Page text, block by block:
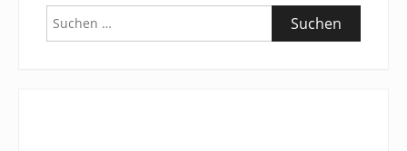
Suchen
nach: